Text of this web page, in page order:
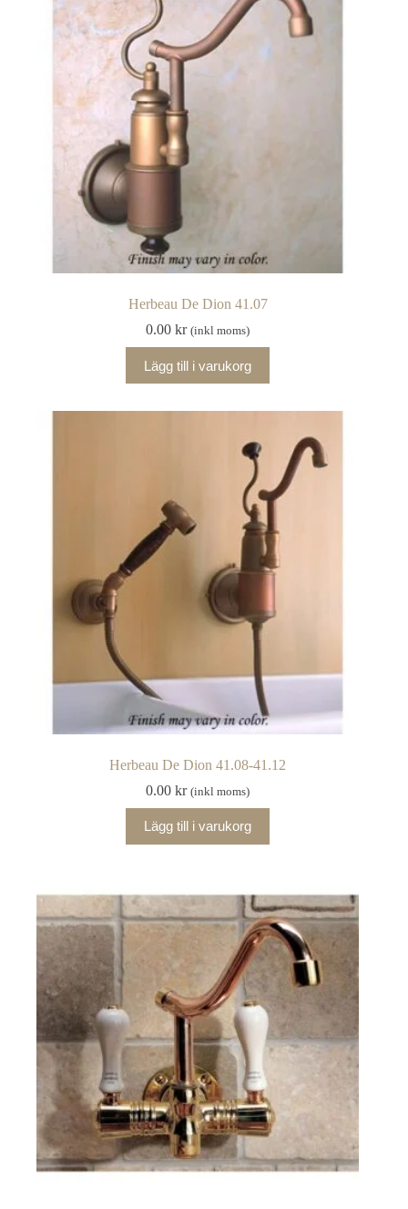
Herbeau De Dion 41.07
0.00kr (inkl moms)
Lägg till i varukorg
Herbeau De Dion 41.08-41.12
0.00kr (inkl moms)
Lägg till i varukorg